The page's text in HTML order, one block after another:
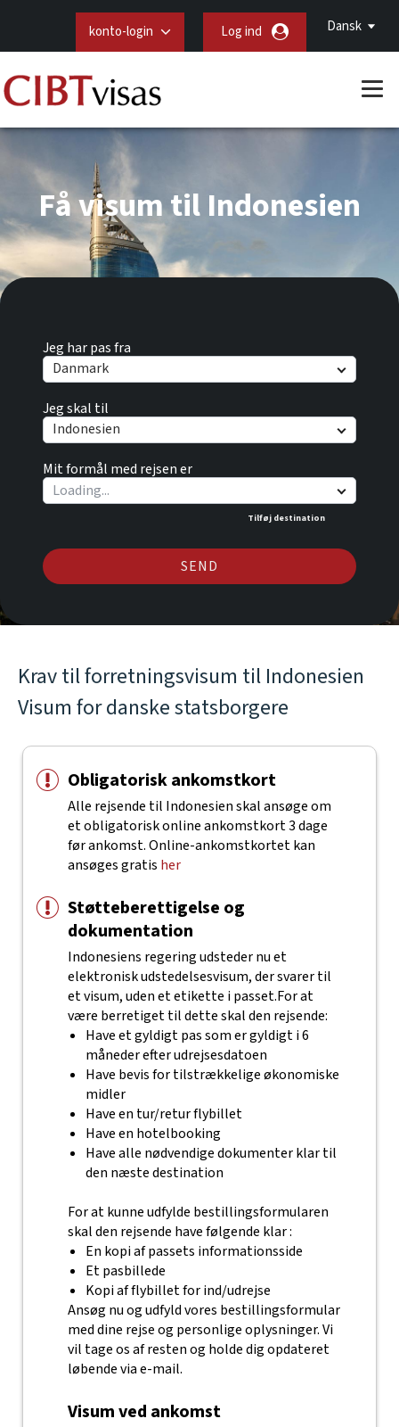
Dansk
konto-login Log ind
Jeg har pas fra
Danmark
Jeg skal til
Indonesien
Mit formål med rejsen er
Tilføj destination
SEND
Få visum til Indonesien
Krav til forretningsvisum til Indonesien
Visum for danske statsborgere
Obligatorisk ankomstkort
Alle rejsende til Indonesien skal ansøge om
et obligatorisk online ankomstkort 3 dage
før ankomst. Online-ankomstkortet kan
ansøges gratis her
Støtteberettigelse og
dokumentation
Indonesiens regering udsteder nu et
elektronisk udstedelsesvisum, der svarer til
et visum, uden et etikette i passet.For at
være berretiget til dette skal den rejsende:
Have et gyldigt pas som er gyldigt i 6
måneder efter udrejsesdatoen
Have bevis for tilstrækkelige økonomiske
midler
Have en tur/retur flybillet
Have en hotelbooking
Have alle nødvendige dokumenter klar til
den næste destination
For at kunne udfylde bestillingsformularen
skal den rejsende have følgende klar :
En kopi af passets informationsside
Et pasbillede
Kopi af flybillet for ind/udrejse
Ansøg nu og udfyld vores bestillingsformular
med dine rejse og personlige oplysninger. Vi
vil tage os af resten og holde dig opdateret
løbende via e-mail.
Visum ved ankomst